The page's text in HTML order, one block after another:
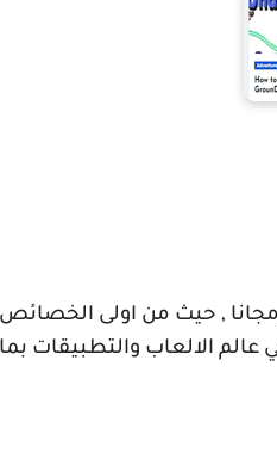
مجانا , حيث من اولى الخصائص
الالعاب والتطبيقات